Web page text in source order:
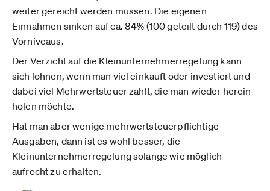
weiter gereicht werden müssen. Die eigenen
Einnahmen sinken auf ca. 84% (100 geteilt durch 119) des
Vorniveaus.
Der Verzicht auf die Kleinunternehmerregelung kann
sich lohnen, wenn man viel einkauft oder investiert und
dabei viel Mehrwertsteuer zahlt, die man wieder herein
holen möchte.
Hat man aber wenige mehrwertsteuerpflichtige
Ausgaben, dann ist es wohl besser, die
Kleinunternehmerregelung solange wie möglich
aufrecht zu erhalten.